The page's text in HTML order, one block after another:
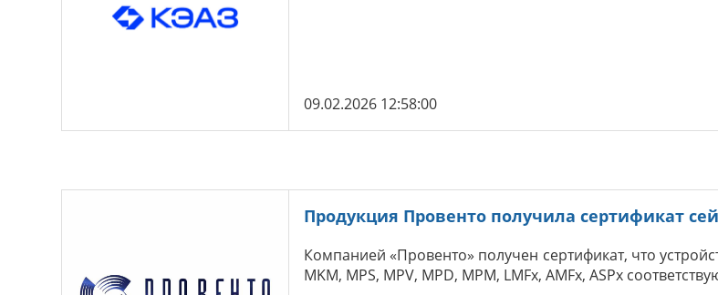
09.02.2026 12:58:00
Продукция Провенто получила сертификат
Компанией «Провенто» получен сертификат, что
MKM, MPS, MPV, MPD, MPM, LMFx, AMFx, ASPx